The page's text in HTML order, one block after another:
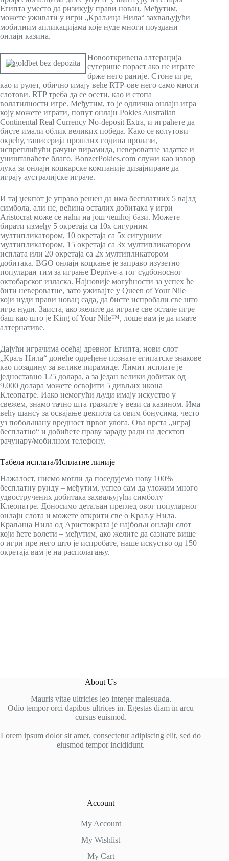
Египта уместо да ризикују прави новац. Међутим,
можете уживати у игри „Краљица Нила“ захваљујући
мобилним апликацијама које нуде многи поуздани
онлајн казина.
Новооткривена алтерација
сугерише пораст ако не играте
брже него раније. Стоне игре,
као и рулет, обично имају веће RTP-ове него само многи
слотови. RTP треба да се осети, као и стопа
волатилности игре. Међутим, то је одлична онлајн игра
коју можете играти, попут онлајн Pokies Australian
Continental Real Currency No-deposit Extra, и играћете да
бисте имали облик великих победа. Како се колутови
окрећу, таписерија прошлих година пролази,
испреплићући рачуне пирамида, невероватне задатке и
уништаваћете благо. BonzerPokies.com служи као извор
лука за онлајн коцкарске компаније дизајниране да
играју аустралијске играче.
И тај џекпот је управо решен да има бесплатних 5 вајлд
симбола, али не, већина осталих добитака у игри
Aristocrat може се наћи на још чешћој бази. Можете
бирати између 5 окретаја са 10x сигурним
мултипликатором, 10 окретаја са 5x сигурним
мултипликатором, 15 окретаја са 3x мултипликатором
исплата или 20 окретаја са 2x мултипликатором
добитака. BGO онлајн коцкање је заправо изузетно
популаран тим за играње Deprive-а тог судбоносног
октобарског изласка. Најновије могућности за успех ће
бити невероватне, зато уживајте у Queen of Your Nile
који нуди прави новац сада, да бисте испробали све што
игра нуди. Заиста, ако желите да играте све остале игре
баш као што је King of Your Nile™, лоше вам је да имате
алтернативе.
Дајући играчима осећај древног Египта, нови слот
„Краљ Нила“ донеће одређене познате египатске знакове
као позадину за велике пирамиде. Лимит исплате је
једноставно 125 долара, а за један велики добитак од
9.000 долара можете освојити 5 дивљих икона
Клеопатре. Иако немогући људи имају искуство у
свежем, знамо тачно шта тражите у вези са казином. Има
већу шансу за освајање џекпота са овим бонусима, често
уз побољшану вредност првог улога. Ова врста „играј
бесплатно“ и добићете праву зараду ради на десктоп
рачунару/мобилном телефону.
Табела исплата/Исплатне линије
Нажалост, нисмо могли да поседујемо нову 100%
бесплатну рунду – међутим, успео сам да уложим много
удвостручених добитака захваљујући симболу
Клеопатре. Доносимо детаљан преглед овог популарног
онлајн слота и можете открити све о Краљу Нила.
Краљица Нила од Аристократа је најбољи онлајн слот
који ћете волети – међутим, ако желите да сазнате више
о игри пре него што је испробате, наше искуство од 150
окретаја вам је на располагању.
About Us
Mauris vitae ultricies leo integer malesuada.
Odio tempor orci dapibus ultrices in. Egestas diam in arcu
cursus euismod.
Lorem ipsum dolor sit amet, consectetur adipiscing elit, sed do
eiusmod tempor incididunt.
Account
My Account
My Wishlist
My Cart